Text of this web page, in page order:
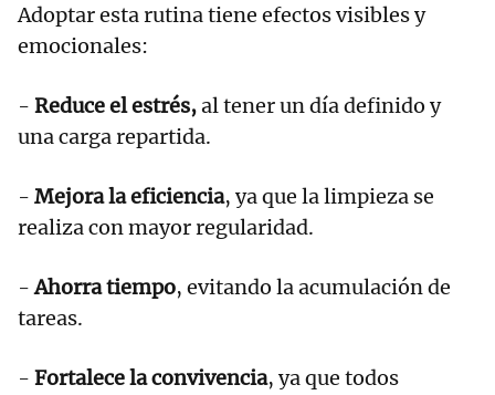
Adoptar esta rutina tiene efectos visibles y
emocionales:
- Reduce el estrés,al tener un día definido y
una carga repartida.
- Mejora la eficiencia, ya que la limpieza se
realiza con mayor regularidad.
-Ahorra tiempo, evitando la acumulación de
tareas.
- Fortalece la convivencia, ya que todos